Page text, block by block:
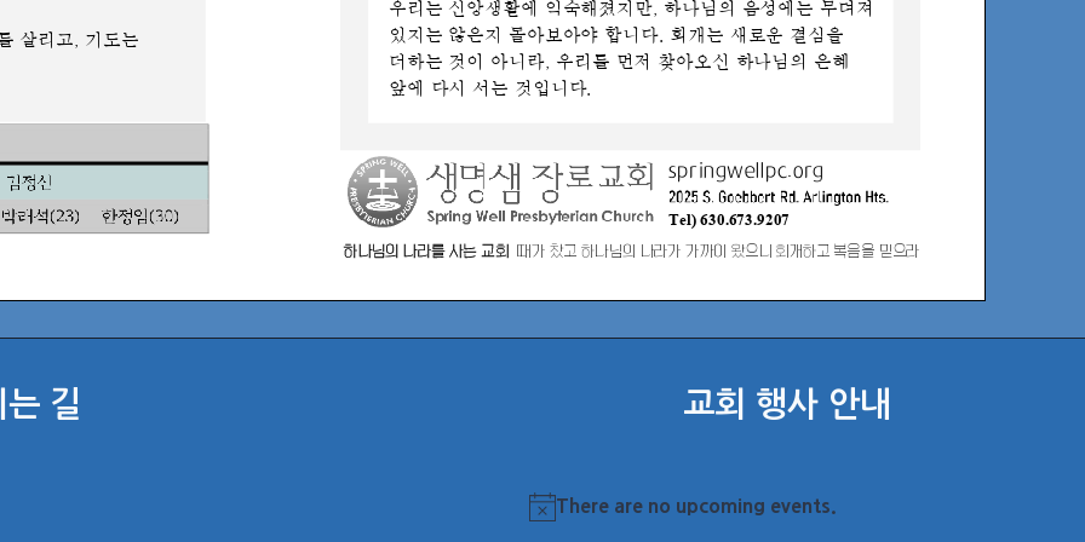
는 길 교회 행사 안내
Notice
There are no upcoming events.